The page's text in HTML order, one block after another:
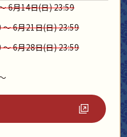
6月14日(日) 23:59
6月21日(日) 23:59
6月28日(日) 23:59